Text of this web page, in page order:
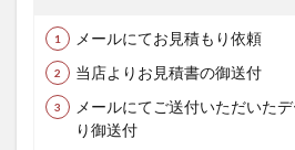
メールにてお見積もり依頼
当店よりお見積書の御送付
メールにてご送付いただいた
り御送付